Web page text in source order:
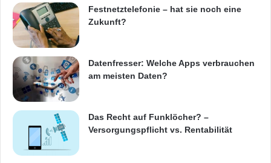
Festnetztelefonie – hat sie noch eine
Zukunft?
Datenfresser: Welche Apps verbrauchen
am meisten Daten?
Das Recht auf Funklöcher? –
Versorgungspflicht vs. Rentabilität